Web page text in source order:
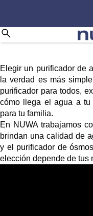
Elegir un purificador de
la verdad es más
purificador para todos,
cómo llega el agua a
para tu familia.
En NUWA trabajamos
brindan una calidad de
y el purificador de
elección depende de tus